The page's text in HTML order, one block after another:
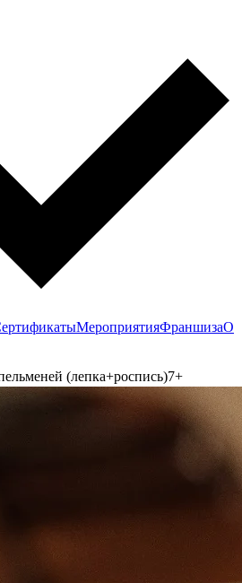
МероприятияФраншизаО
(лепка+роспись)7+